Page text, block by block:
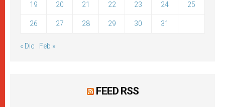
19 20 21 22 23 24 25
26 27 28 29 30 31
« Dic Feb »
FEED RSS